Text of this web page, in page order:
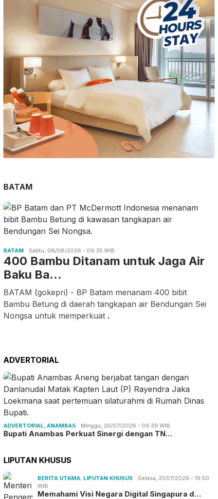
BATAM
BATAM Sabtu, 08/08/2026 - 09:35 WIB
400 Bambu Ditanam untuk Jaga Air
Baku Ba…
BATAM (gokepri) - BP Batam menanam 400 bibit
Bambu Betung di daerah tangkapan air Bendungan Sei
Nongsa untuk memperkuat .
ADVERTORIAL
ADVERTORIAL ANAMBAS Minggu, 26/07/2026 - 09:39 WIB
Bupati Anambas Perkuat Sinergi dengan TN…
LIPUTAN KHUSUS
BERITA UTAMA LIPUTAN KHUSUS
Selasa, 21/07/2026 - 19:50
WIB
Memahami Visi Negara Digital Singapura d…